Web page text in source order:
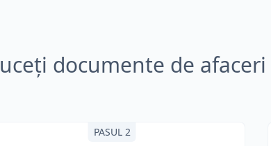
documente de
PASUL 2